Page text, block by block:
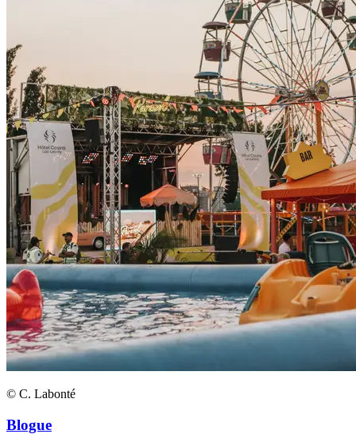
© C. Labonté
Blogue